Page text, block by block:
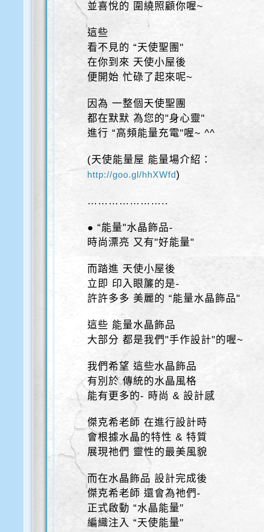
並喜悅的 圍繞照顧你喔~
這些
看不見的 “天使聖團"
在你到來 天使小屋後
便開始 忙碌了起來呢~
因為 一整個天使聖團
都在默默 為您的"身心靈"
進行 “高頻能量充電"喔~ ^^
(天使能量屋 能量場介紹：
http://goo.gl/hhXWfd)
…………………..
● “能量"水晶飾品-
時尚漂亮 又有"好能量"
而踏進 天使小屋後
立即 印入眼簾的是-
許許多多 美麗的 “能量水晶飾品"
這些 能量水晶飾品
大部分 都是我們"手作設計"的喔~
我們希望 這些水晶飾品
有別於 傳統的水晶風格
能有更多的- 時尚 & 設計感
傑克希老師 在進行設計時
會根據水晶的特性 & 特質
展現祂們 靈性的最美風貌
而在水晶飾品 設計完成後
傑克希老師 還會為祂們-
正式啟動 “水晶能量"
編織注入 “天使能量"